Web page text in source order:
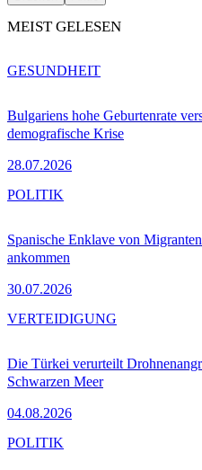
MEIST GELESEN
Bulgariens hohe Geburtenrate
demografische Krise
28.07.2026
GESUNDHEIT
Spanische Enklave von
ankommen
30.07.2026
POLITIK
Die Türkei verurteilt
Schwarzen Meer
04.08.2026
VERTEIDIGUNG
POLITIK